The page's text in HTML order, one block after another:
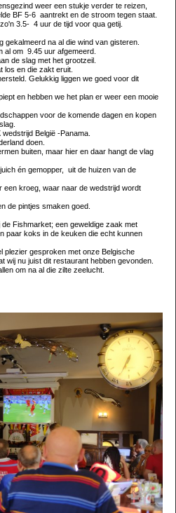
weer een stukje verder te reizen,
BF 5-6 aantrekt en de stroom tegen staat.
3.5- 4 uur de tijd voor qua getij.
na al die wind van gisteren.
al om 9.45 uur afgemeerd.
de slag met het grootzeil.
los en die zakt eruit.
Gelukkig liggen we goed voor dit
en hebben we het plan er weer een mooie
voor de komende dagen en kopen
België -Panama.
doen.
buiten, maar hier en daar hangt de vlag
én gemopper, uit de huizen van de
een kroeg, waar naar de wedstrijd wordt
de pintjes smaken goed.
Fishmarket; een geweldige zaak met
paar koks in de keuken die echt kunnen
plezier gesproken met onze Belgische
wij nu juist dit restaurant hebben gevonden.
om na al die zilte zeelucht.